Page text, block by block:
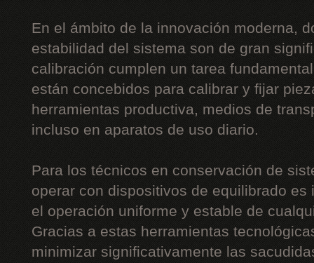
En el ámbito de la innovación moderna,
estabilidad del sistema son de gran
calibración cumplen un tarea
están concebidos para calibrar y fijar
herramientas productiva, medios de
incluso en aparatos de uso diario.
Para los técnicos en conservación de
operar con dispositivos de equilibrado es
el operación uniforme y estable de
Gracias a estas herramientas
minimizar significativamente las